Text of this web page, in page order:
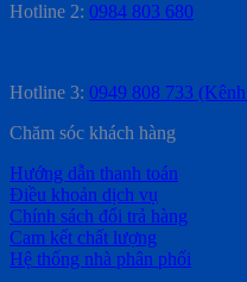
Hotline 2: 0984 803 680
Hotline 3: 0949 808 733
Chăm sóc khách hàng
Hướng dẫn thanh toán
Điều khoản dịch vụ
Chính sách đổi trả hàng
Cam kết chất lượng
Hệ thống nhà phân phối